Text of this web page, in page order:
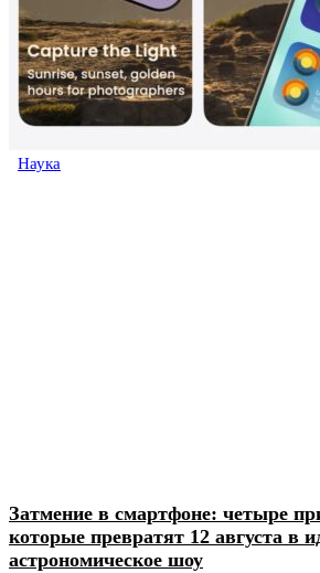
Наука
Затмение в смартфоне: четыре
которые превратят 12 августа в
астрономическое шоу